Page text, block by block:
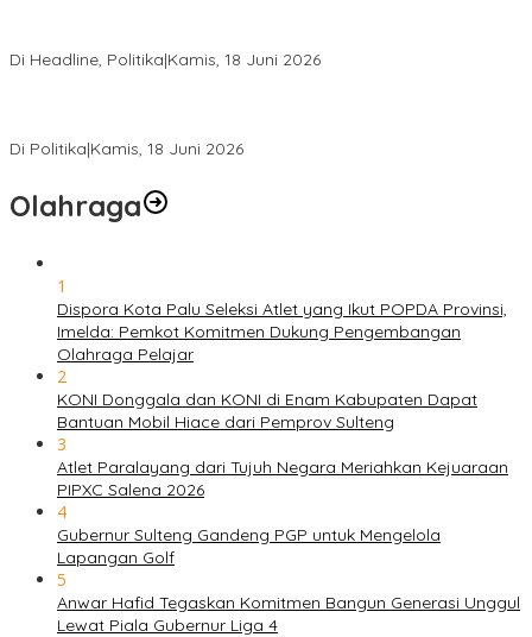
Di Headline, Politika|Kamis, 18 Juni 2026
Di Politika|Kamis, 18 Juni 2026
Olahraga
1
Dispora Kota Palu Seleksi Atlet yang Ikut POPDA Provinsi,
Imelda: Pemkot Komitmen Dukung Pengembangan
Olahraga Pelajar
2
KONI Donggala dan KONI di Enam Kabupaten Dapat
Bantuan Mobil Hiace dari Pemprov Sulteng
3
Atlet Paralayang dari Tujuh Negara Meriahkan Kejuaraan
PIPXC Salena 2026
4
Gubernur Sulteng Gandeng PGP untuk Mengelola
Lapangan Golf
5
Anwar Hafid Tegaskan Komitmen Bangun Generasi Unggul
Lewat Piala Gubernur Liga 4